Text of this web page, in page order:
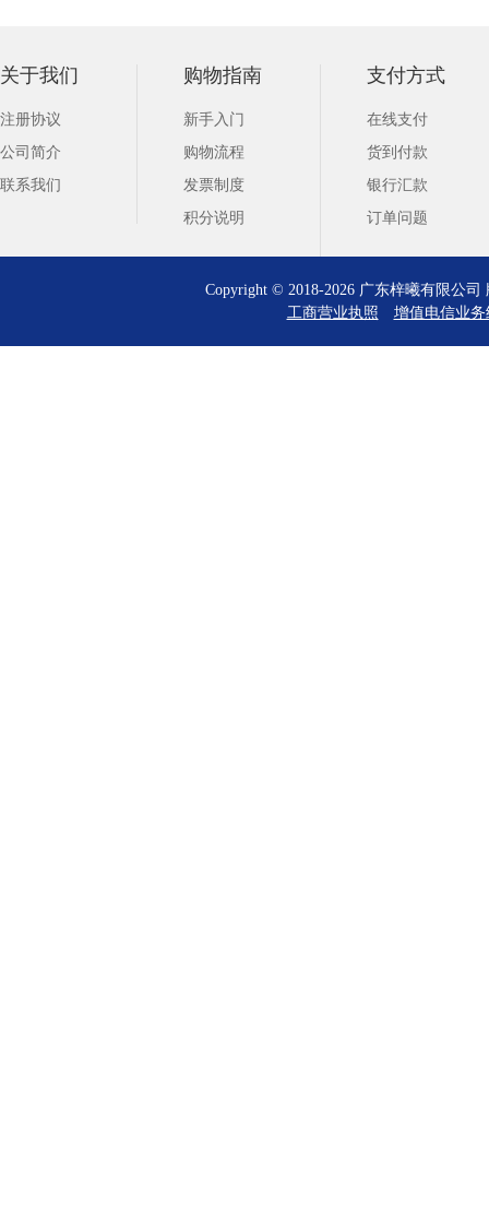
关于我们
注册协议
公司简介
联系我们
购物指南
新手入门
购物流程
发票制度
积分说明
支付方式
在线支付
货到付款
银行汇款
订单问题
Copyright © 2018-2026 广东梓曦有限公
工商营业执照
增值电信业务